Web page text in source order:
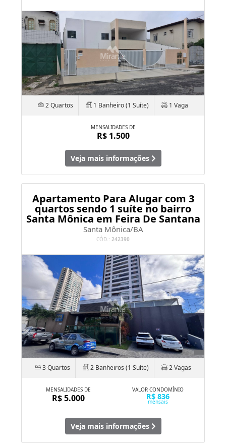
2 Quartos 1 Banheiro (1 Suíte) 1 Vaga
MENSALIDADES DE
R$ 1.500
Veja mais informações
Apartamento Para Alugar com 3
quartos sendo 1 suíte no bairro
Santa Mônica em Feira De Santana
Santa Mônica/BA
CÓD.: 242390
3 Quartos 2 Banheiros (1 Suíte) 2 Vagas
MENSALIDADES DE
R$ 5.000
VALOR CONDOMÍNIO
R$ 836
mensais
Veja mais informações